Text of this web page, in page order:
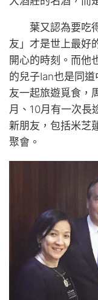
葉又認為要吃
友」才是世上最好
開心的時刻。而他
的兒子Ian也是同
友一起旅遊覓食，
月、10月有一次長
新朋友，包括米芝
聚會。